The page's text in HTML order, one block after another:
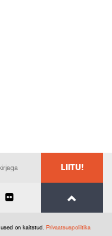
LIITU!
on kaitstud. Privaatsuspoliitika